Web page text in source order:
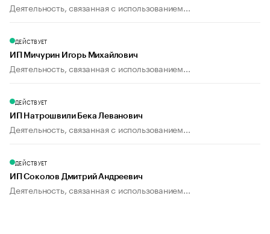
Деятельность, связанная с использованием...
ДЕЙСТВУЕТ
ИП Мичурин Игорь Михайлович
Деятельность, связанная с использованием...
ДЕЙСТВУЕТ
ИП Натрошвили Бека Леванович
Деятельность, связанная с использованием...
ДЕЙСТВУЕТ
ИП Соколов Дмитрий Андреевич
Деятельность, связанная с использованием...